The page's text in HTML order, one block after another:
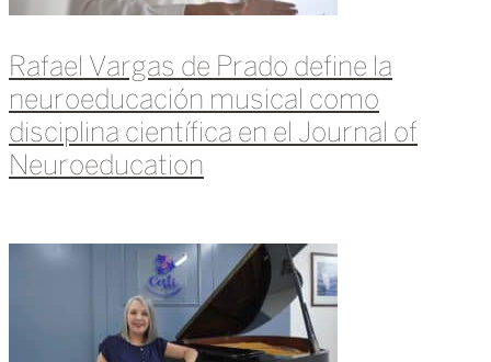
Rafael Vargas de Prado define la
neuroeducación musical como
disciplina científica en el Journal of
Neuroeducation